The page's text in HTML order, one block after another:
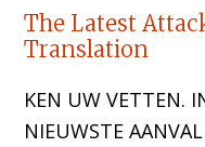
The Latest
Translation
KEN UW VETTEN.
NIEUWSTE